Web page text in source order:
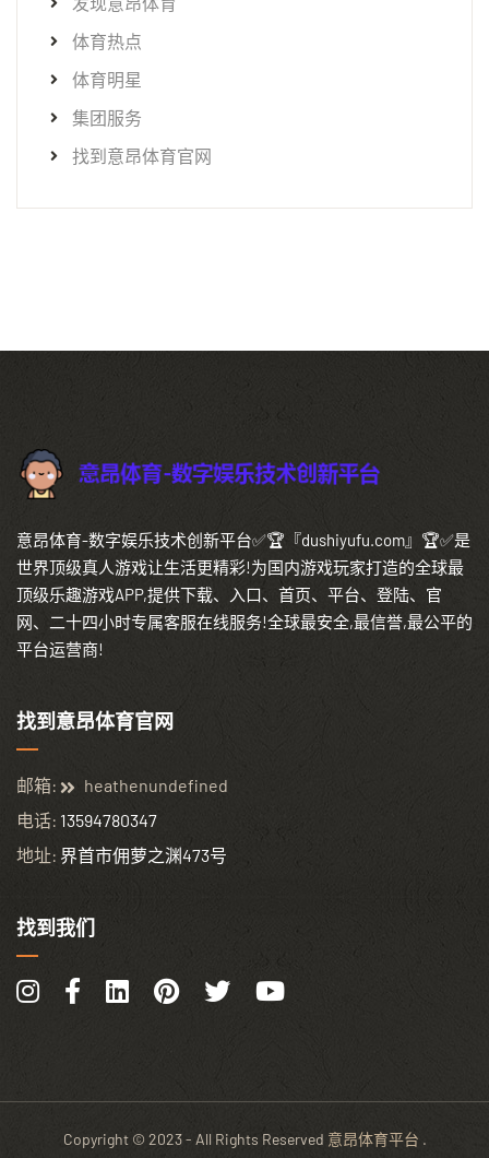
体育热点
体育明星
集团服务
找到意昂体育官网
意昂体育-数字娱乐技术创新平台✅🏆『dushiyufu.com』🏆✅是
世界顶级真人游戏让生活更精彩!为国内游戏玩家打造的全球最
顶级乐趣游戏APP,提供下载、入口、首页、平台、登陆、官
网、二十四小时专属客服在线服务!全球最安全,最信誉,最公平的
平台运营商!
找到意昂体育官网
邮箱:
heathenundefined
电话: 13594780347
地址: 界首市佣萝之渊473号
找到我们
Copyright © 2023 - All Rights Reserved 意昂体育平台 .